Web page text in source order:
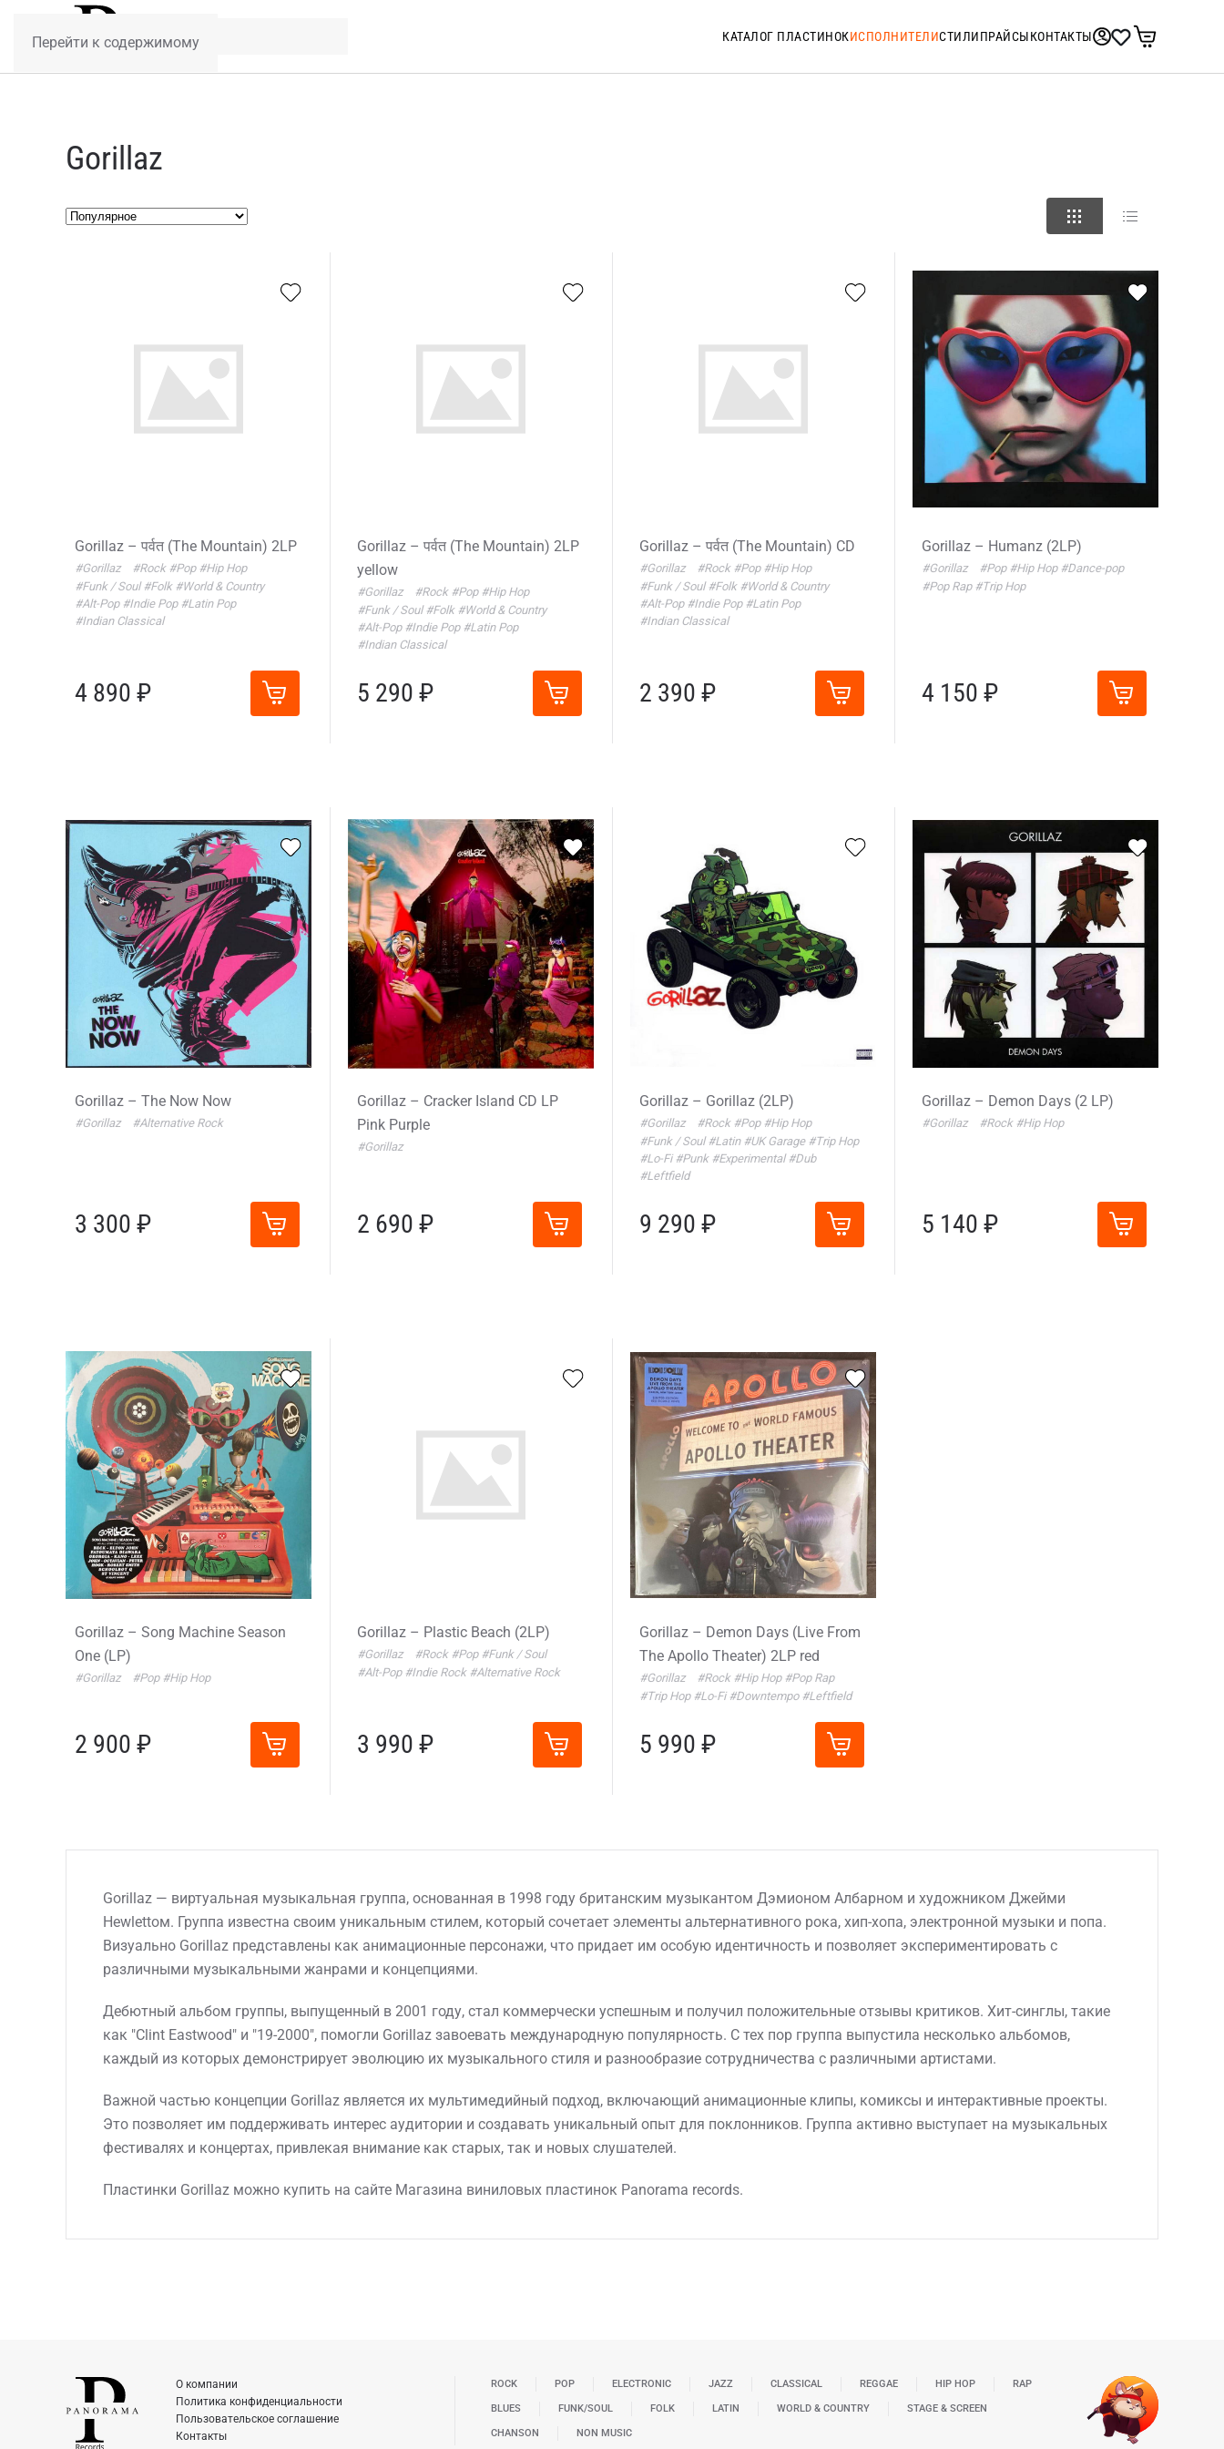
Перейти к содержимому КАТАЛОГ ПЛАСТИНОКИСПОЛНИТЕЛИСТИЛИПРАЙСЫКОНТАКТЫ
Gorillaz
Gorillaz – पर्वत (The Mountain) 2LP
#Gorillaz #Rock #Pop #Hip Hop
#Funk / Soul #Folk #World & Country
#Alt-Pop #Indie Pop #Latin Pop
#Indian Classical
4 890 ₽
Gorillaz – पर्वत (The Mountain) 2LP
yellow
#Gorillaz #Rock #Pop #Hip Hop
#Funk / Soul #Folk #World & Country
#Alt-Pop #Indie Pop #Latin Pop
#Indian Classical
5 290 ₽
Gorillaz – पर्वत (The Mountain) CD
#Gorillaz #Rock #Pop #Hip Hop
#Funk / Soul #Folk #World & Country
#Alt-Pop #Indie Pop #Latin Pop
#Indian Classical
2 390 ₽
Gorillaz – Humanz (2LP)
#Gorillaz #Pop #Hip Hop #Dance-pop
#Pop Rap #Trip Hop
4 150 ₽
Gorillaz – The Now Now
#Gorillaz #Alternative Rock
3 300 ₽
Gorillaz – Cracker Island CD LP
Pink Purple
#Gorillaz
2 690 ₽
Gorillaz – Gorillaz (2LP)
#Gorillaz #Rock #Pop #Hip Hop
#Funk / Soul #Latin #UK Garage #Trip Hop
#Lo-Fi #Punk #Experimental #Dub
#Leftfield
9 290 ₽
Gorillaz – Demon Days (2 LP)
#Gorillaz #Rock #Hip Hop
5 140 ₽
Gorillaz – Song Machine Season
One (LP)
#Gorillaz #Pop #Hip Hop
2 900 ₽
Gorillaz – Plastic Beach (2LP)
#Gorillaz #Rock #Pop #Funk / Soul
#Alt-Pop #Indie Rock #Alternative Rock
3 990 ₽
Gorillaz – Demon Days (Live From
The Apollo Theater) 2LP red
#Gorillaz #Rock #Hip Hop #Pop Rap
#Trip Hop #Lo-Fi #Downtempo #Leftfield
5 990 ₽
Gorillaz — виртуальная музыкальная группа, основанная в 1998 году британским музыкантом Дэмионом Албарном и художником Джейми
Hewlettом. Группа известна своим уникальным стилем, который сочетает элементы альтернативного рока, хип-хопа, электронной музыки и попа.
Визуально Gorillaz представлены как анимационные персонажи, что придает им особую идентичность и позволяет экспериментировать с
различными музыкальными жанрами и концепциями.
Дебютный альбом группы, выпущенный в 2001 году, стал коммерчески успешным и получил положительные отзывы критиков. Хит-синглы, такие
как "Clint Eastwood" и "19-2000", помогли Gorillaz завоевать международную популярность. С тех пор группа выпустила несколько альбомов,
каждый из которых демонстрирует эволюцию их музыкального стиля и разнообразие сотрудничества с различными артистами.
Важной частью концепции Gorillaz является их мультимедийный подход, включающий анимационные клипы, комиксы и интерактивные проекты.
Это позволяет им поддерживать интерес аудитории и создавать уникальный опыт для поклонников. Группа активно выступает на музыкальных
фестивалях и концертах, привлекая внимание как старых, так и новых слушателей.
Пластинки Gorillaz можно купить на сайте Магазина виниловых пластинок Panorama records.
О компании
Политика конфиденциальности
Пользовательское соглашение
Контакты
ROCK POP ELECTRONIC JAZZ CLASSICAL REGGAE HIP HOP RAP
BLUES FUNK/SOUL FOLK LATIN WORLD & COUNTRY STAGE & SCREEN
CHANSON NON MUSIC